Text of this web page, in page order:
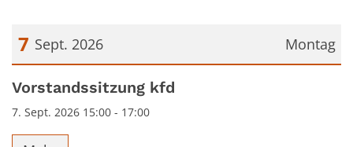
Montag
7 Sept. 2026
Datum: 7. September 2026
Vorstandssitzung kfd
7. Sept. 2026 15:00 - 17:00